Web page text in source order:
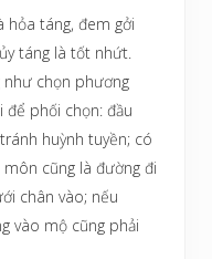
táng, đem gởi
táng là tốt nhứt.
như chọn phương
để phối chọn: đầu
huỳnh tuyền; có
cũng là đường đi
chân vào; nếu
vào mộ cũng phải